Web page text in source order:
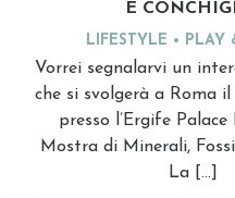
E
LIFESTYLE PLAY
Vorrei segnalarvi un
che si svolgerà a Roma
presso l’Ergife Palace
Mostra di Minerali,
La […]